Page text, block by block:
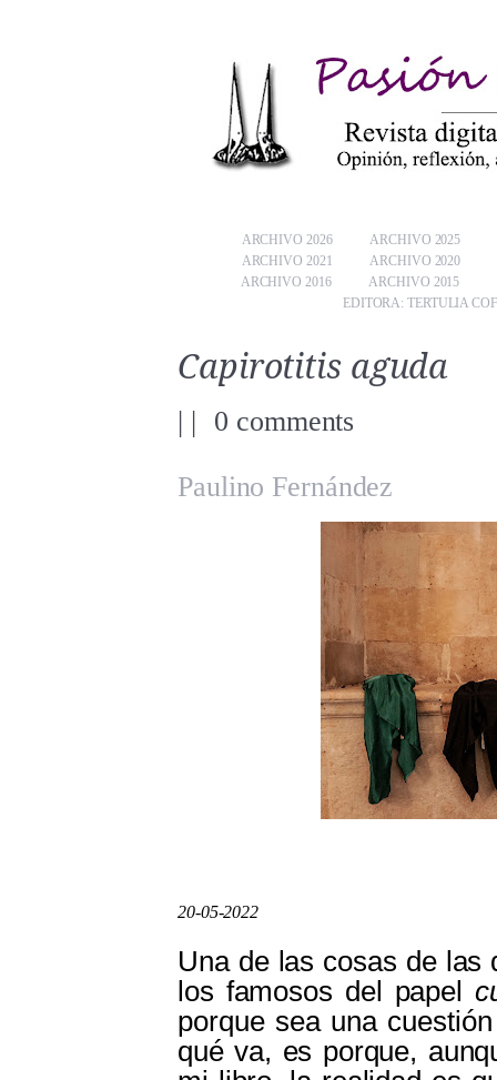
ARCHIVO 2026
ARCHIVO 2025
ARCHIVO 2021
ARCHIVO 2020
ARCHIVO 2016
ARCHIVO 2015
EDITORA: TERTULIA
Capirotitis aguda
| | 0 comments
Paulino Fernández
20-05-2022
Una de las cosas de las
los famosos del papel
porque sea una
qué va, es porque,